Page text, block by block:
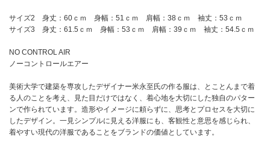
サイズ2 身丈：60ｃｍ 身幅：51ｃｍ 肩幅：38ｃｍ 袖丈：53ｃｍ
サイズ3 身丈：61.5ｃｍ 身幅：53ｃｍ 肩幅：39ｃｍ 袖丈：54.5ｃｍ
NO CONTROL AIR
ノーコントロールエアー
美術大学で建築を専攻したデザイナー米永至氏の作る服は、とことんまで着
る人のことを考え、見た目だけではなく、着心地を大切にした独自のパター
ンで作られています。造形やイメージに頼らずに、思考とプロセスを大切に
したデザイン。一見シンプルに見える洋服にも、客観性と意思を感じられ、
着やすい現代の洋服であることをブランドの価値としています。